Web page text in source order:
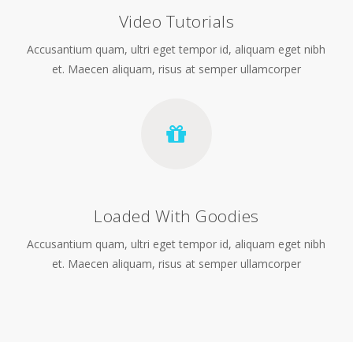
Video Tutorials
Accusantium quam, ultri eget tempor id, aliquam eget nibh
et. Maecen aliquam, risus at semper ullamcorper
Loaded With Goodies
Accusantium quam, ultri eget tempor id, aliquam eget nibh
et. Maecen aliquam, risus at semper ullamcorper